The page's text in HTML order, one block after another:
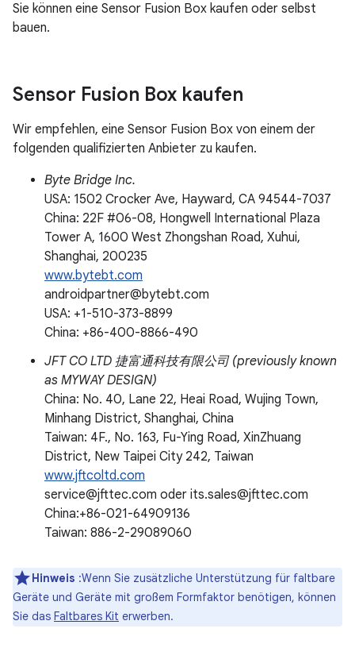
Sie können eine Sensor Fusion Box kaufen oder selbst
bauen.
Sensor Fusion Box kaufen
Wir empfehlen, eine Sensor Fusion Box von einem der
folgenden qualifizierten Anbieter zu kaufen.
Byte Bridge Inc.
USA: 1502 Crocker Ave, Hayward, CA 94544-7037
China: 22F #06-08, Hongwell International Plaza
Tower A, 1600 West Zhongshan Road, Xuhui,
Shanghai, 200235
www.bytebt.com
androidpartner@bytebt.com
USA: +1-510-373-8899
China: +86-400-8866-490
JFT CO LTD 捷富通科技有限公司 (previously known
as MYWAY DESIGN)
China: No. 40, Lane 22, Heai Road, Wujing Town,
Minhang District, Shanghai, China
Taiwan: 4F., No. 163, Fu-Ying Road, XinZhuang
District, New Taipei City 242, Taiwan
www.jftcoltd.com
service@jfttec.com oder its.sales@jfttec.com
China:+86-021-64909136
Taiwan: 886-2-29089060
Hinweis :Wenn Sie zusätzliche Unterstützung für faltbare
Geräte und Geräte mit großem Formfaktor benötigen, können
Sie das Faltbares Kit erwerben.